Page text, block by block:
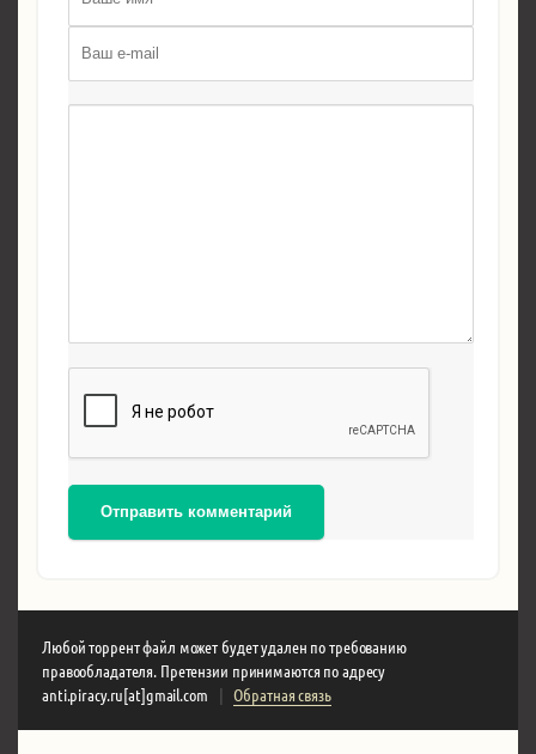
Отправить комментарий
Любой торрент файл может будет удален по требованию
правообладателя. Претензии принимаются по адресу
anti.piracy.ru[at]gmail.com
| Обратная связь